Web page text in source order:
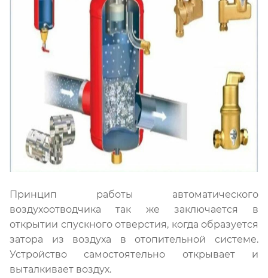
Принцип работы автоматического
воздухоотводчика так же заключается в
открытии спускного отверстия, когда образуется
затора из воздуха в отопительной системе.
Устройство самостоятельно открывает и
выталкивает воздух.